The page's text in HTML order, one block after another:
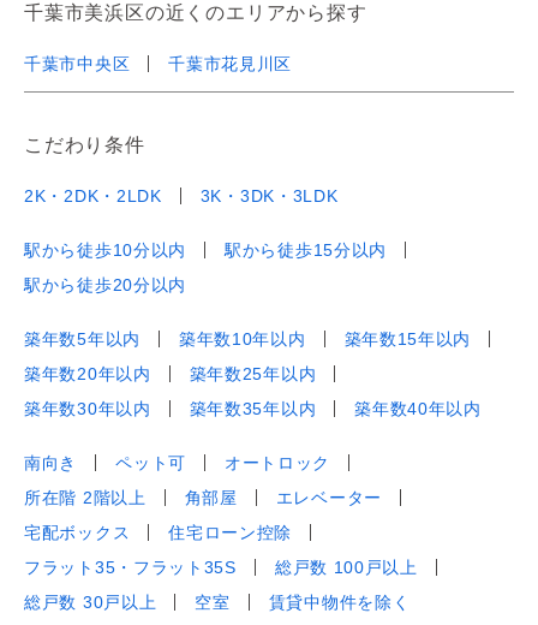
千葉市美浜区の近くのエリアから探す
千葉市中央区 千葉市花見川区
こだわり条件
2K・2DK・2LDK 3K・3DK・3LDK
駅から徒歩10分以内
駅から徒歩15分以内
駅から徒歩20分以内
築年数5年以内 築年数10年以内
築年数15年以内
築年数20年以内
築年数25年以内
築年数30年以内
築年数35年以内 築年数40年以内
南向き ペット可
オートロック
所在階 2階以上
角部屋
エレベーター
宅配ボックス
住宅ローン控除
フラット35・フラット35S
総戸数 100戸以上
総戸数 30戸以上
空室 賃貸中物件を除く